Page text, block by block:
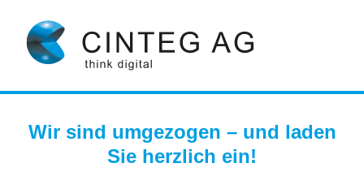
Wir sind umgezogen – und laden
Sie herzlich ein!